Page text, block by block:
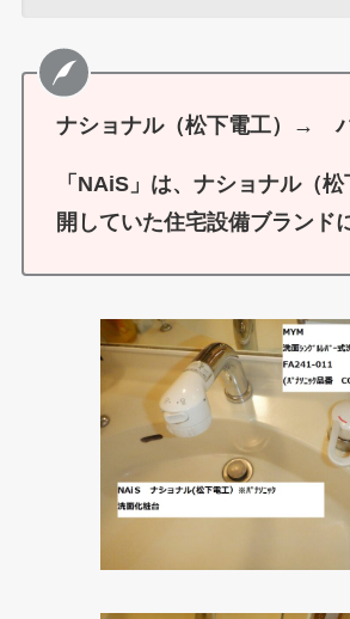
ナショナル（松下電工）→
「NAiS」は、ナショナル（
開していた住宅設備ブランド